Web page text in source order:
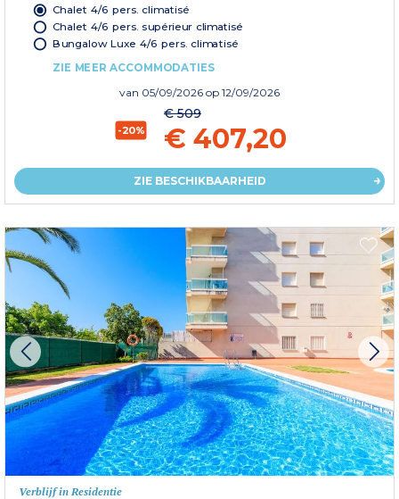
Chalet 4/6 pers. climatisé
Chalet 4/6 pers. supérieur climatisé
Bungalow Luxe 4/6 pers. climatisé
ZIE MEER ACCOMMODATIES
van 05/09/2026 op 12/09/2026
-20%
€ 509
€ 407,20
ZIE BESCHIKBAARHEID
Verblijf in Residentie